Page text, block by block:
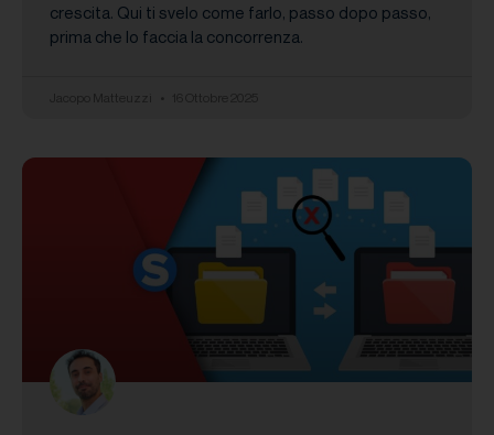
crescita. Qui ti svelo come farlo, passo dopo passo,
prima che lo faccia la concorrenza.